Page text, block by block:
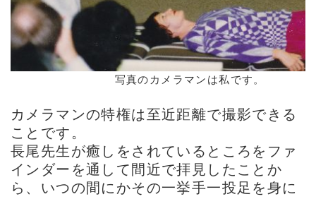
写真のカメラマンは私です。
カメラマンの特権は至近距離で撮影できる
ことです。
長尾先生が癒しをされているところをファ
インダーを通して間近で拝見したことか
ら、いつの間にかその一挙手一投足を身に